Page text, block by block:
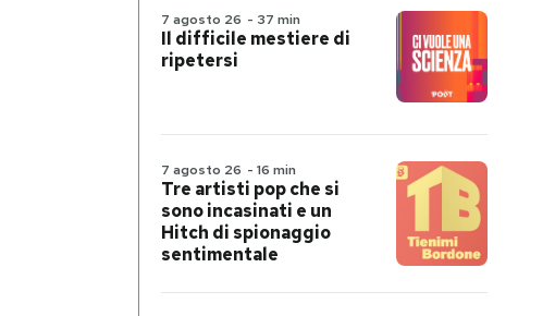
7 agosto 26 - 37 min
Il difficile mestiere di
ripetersi
7 agosto 26 - 16 min
Tre artisti pop che si
sono incasinati e un
Hitch di spionaggio
sentimentale